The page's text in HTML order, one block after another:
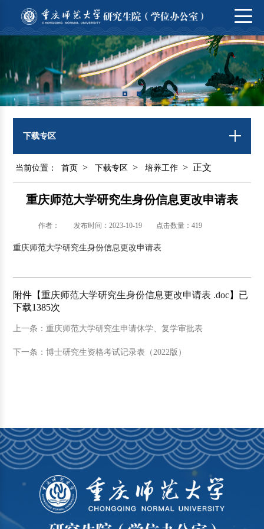
下载专区
当前位置： 首页 > 下载专区 > 培养工作 > 正文
重庆师范大学研究生身份信息更改申请表
作者： 发布时间：2023-10-19 点击数量： 419
重庆师范大学研究生身份信息更改申请表
附件【重庆师范大学研究生身份信息更改申请表 .doc】已
下载1385次
上一条：重庆师范大学研究生申请休学、复学审批表
下一条：博士研究生资格考试记录表（2022版）